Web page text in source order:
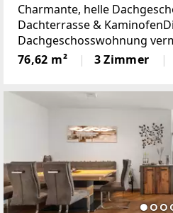
Charmante, helle
Dachterrasse &
Dachgeschosswohnung
warmes Wohngefühl: Auf
erwartet Sie ein
76,62 m² 3 Zimmer